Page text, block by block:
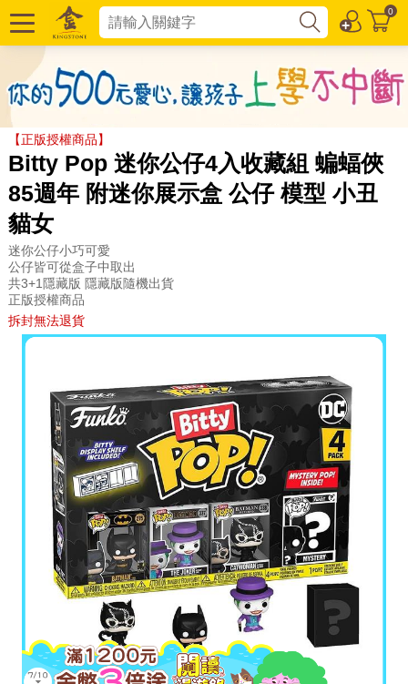
0
【正版授權商品】
Bitty Pop 迷你公仔4入收藏組 蝙蝠俠
85週年 附迷你展示盒 公仔 模型 小丑
貓女
迷你公仔小巧可愛
公仔皆可從盒子中取出
共3+1隱藏版 隱藏版隨機出貨
正版授權商品
拆封無法退貨